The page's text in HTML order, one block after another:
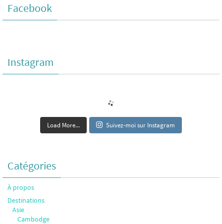
Facebook
Instagram
Load More... Suivez-moi sur Instagram
Catégories
À propos
Destinations
Asie
Cambodge